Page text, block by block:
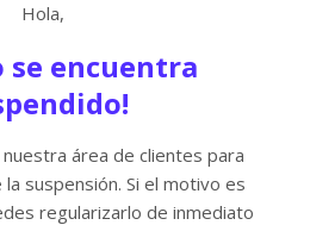
Hola,
se encuentra
área de clientes para
suspensión. Si el motivo es
regularizarlo de inmediato